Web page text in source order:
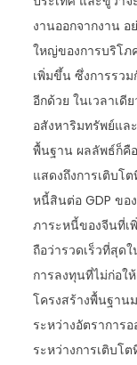
งานออกจากงาน อ
ใหญ่ของการบริโภ
เพิ่มขึ้น ซึ่งการรว
อีกด้วย ในเวลาเดี
อสังหาริมทรัพย์แล
พื้นฐาน ผลลัพธ์ก็คื
แสดงถึงการเติบโ
หนี้สินต่อ GDP ขอ
ภาระหนี้ของจีนที่เ
ถือว่ารวดเร็วที่สุด
การลงทุนที่ไม่ก่อใ
โครงสร้างพื้นฐาน
ระหว่างอัตราการ
ระหว่างการเติบโ